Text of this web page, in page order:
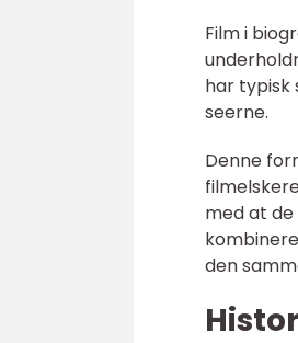
Film i
har typisk
seerne.
Denne
med at
den